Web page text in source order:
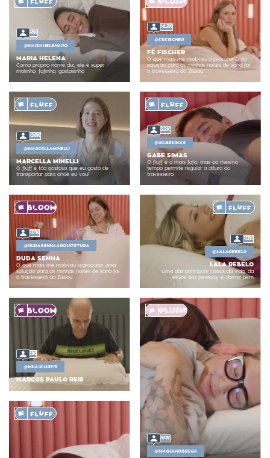
68K
@MARIAHELENAPQ
MARIA HELENA
Como próprio nome diz, ele é super
molinho, fofinho, gostosinho
24,2K
@FEFISCHER
FÊ FISCHER
O que mais me motivou a procurar uma
solução para as minhas noites de sono foi
o travesseiro da Zissou
326K
@MARCELLAMINELLI
MARCELLA MINELLI
O fluff é tão gostoso que eu gosto de
transportar para onde eu vou!
122K
@GABESIMAS
GABE SIMAS
O fluff é o mais fofo, mas ao mesmo
tempo permite regular a altura do
travesseiro
317K
@DUDASENNAARQUITETURA
DUDA SENNA
O que mais me motivou a procurar uma
solução para as minhas noites de sono foi
o travesseiro da Zissou
513K
@LALAREBELO
LALA REBELO
Uma das principais coisas da vida, da
saúde das pessoas, é dormir bem
21K
@MPAULOREIS
MARCOS PAULO REIS
281K
@MAQUI.NOBREGA